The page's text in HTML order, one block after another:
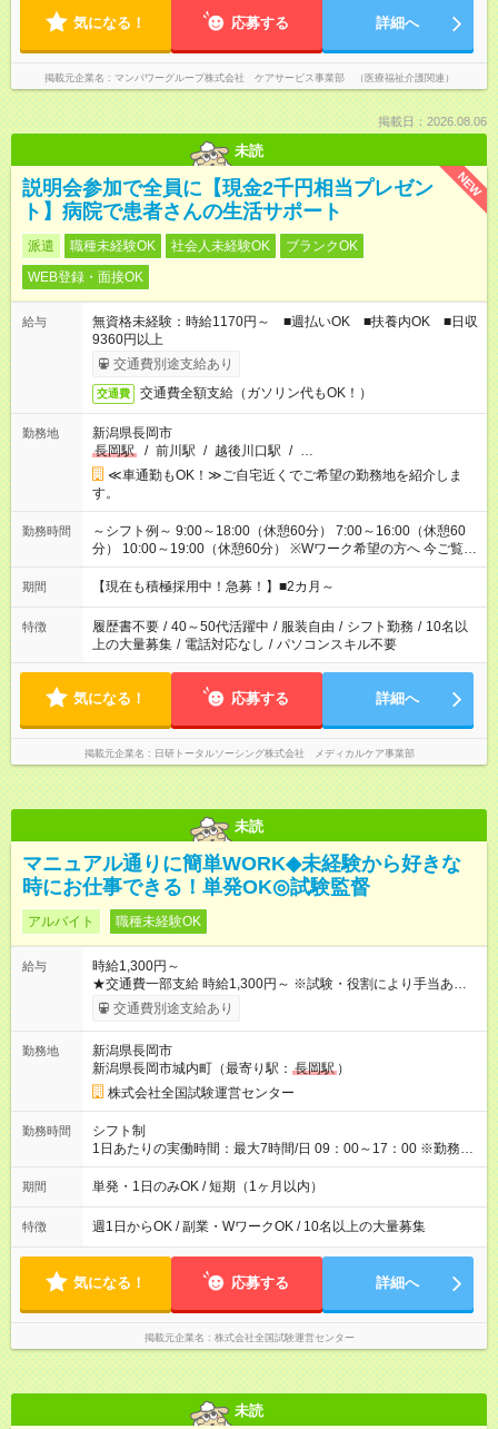
気になる！ 応募する 詳細へ
掲載元企業名 マンパワーグループ株式会社 ケアサービス事業部 （医療福祉介護関連）
掲載日：2026.08.06
未読
NEW
説明会参加で全員に【現金2千円相当プレゼン
ト】病院で患者さんの生活サポート
派遣 職種未経験OK 社会人未経験OK
ブランクOK
WEB登録・面接OK
給与
無資格未経験：時給1170円～ ■週払いOK ■扶養内OK ■日収
9360円以上
交通費別途支給あり
交通費 交通費全額支給（ガソリン代もOK！）
勤務地
新潟県長岡市
長岡駅
/ 前川駅 / 越後川口駅 / …
≪車通勤もOK！≫ご自宅近くでご希望の勤務地を紹介しま
す。
勤務時間
～シフト例～ 9:00～18:00（休憩60分） 7:00～16:00（休憩60
分） 10:00～19:00（休憩60分） ※Wワーク希望の方へ 今ご覧の
お仕事で希望する勤務時間と、もう1つのお仕事の勤務時間の合
計が 週40時間を超えなければOKです。
期間 【現在も積極採用中！急募！】■2カ月～
特徴 履歴書不要 / 40～50代活躍中 / 服装自由 / シフト勤務 / 10名以
上の大量募集 / 電話対応なし / パソコンスキル不要
気になる！ 応募する 詳細へ
掲載元企業名 日研トータルソーシング株式会社 メディカルケア事業部
未読
マニュアル通りに簡単WORK◆未経験から好きな
時にお仕事できる！単発OK◎試験監督
アルバイト 職種未経験OK
給与
時給1,300円～
★交通費一部支給 時給1,300円～ ※試験・役割により手当あり ※
勤務回数により昇給あり 【即給（前払い）オプションあり！】
希望される場合、勤務から1週間ほどで給与の一部を受け取れま
河合塾模擬試験 8:30～17:30（休憩1時間） 時給1,300円×8時間
＝日収10,400円＋交通費 ※当日の役割により時給＋100円の場
合あり ・国家試験 7:00～13:30（休憩なし） 時給1,300円（役
割手当＋100円）×6時間＝日収8,400円＋交通費 【試用期間】試
用期間なし
交通費別途支給あり
勤務地
新潟県長岡市
新潟県長岡市城内町（最寄り駅： 長岡駅 ）
株式会社全国試験運営センター
勤務時間
シフト制
1日あたりの実働時間：最大7時間/日 09：00～17：00 ※勤務時
間は 試験により異なります。
期間 単発・1日のみOK / 短期（1ヶ月以内）
特徴 週1日からOK / 副業・WワークOK / 10名以上の大量募集
気になる！ 応募する 詳細へ
掲載元企業名 株式会社全国試験運営センター
未読